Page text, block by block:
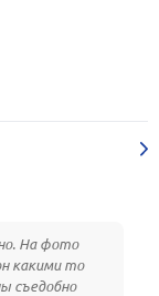
На фото
какими то
съедобно